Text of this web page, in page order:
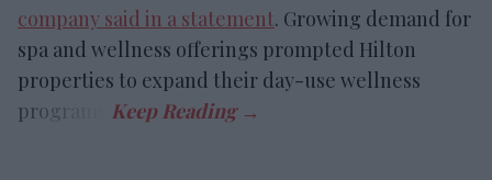
company said in a statement. Growing demand for
spa and wellness offerings prompted Hilton
properties to expand their day-use wellness
programs.